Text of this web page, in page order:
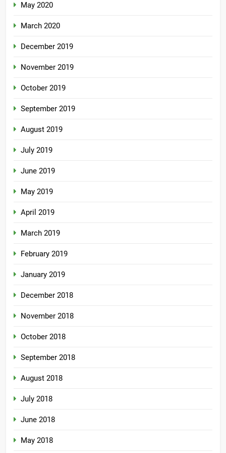
May 2020
March 2020
December 2019
November 2019
October 2019
September 2019
August 2019
July 2019
June 2019
May 2019
April 2019
March 2019
February 2019
January 2019
December 2018
November 2018
October 2018
September 2018
August 2018
July 2018
June 2018
May 2018